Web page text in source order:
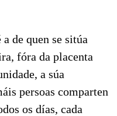
de quen se sitúa
fóra da placenta
a súa
persoas comparten
os días, cada